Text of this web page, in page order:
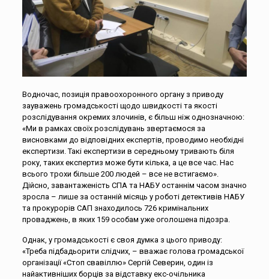
Водночас, позиція правоохоронного органу з приводу
зауважень громадськості щодо швидкості та якості
розслідування окремих злочинів, є більш ніж однозначною:
«Ми в рамках своїх розслідувань звертаємося за
висновками до відповідних експертів, проводимо необхідні
експертизи. Такі експертизи в середньому тривають біля
року, таких експертиз може бути кілька, а це все час. Нас
всього трохи більше 200 людей – все не встигаємо».
Дійсно, завантаженість СПА та НАБУ останнім часом значно
зросла – лише за останній місяць у роботі детективів НАБУ
та прокурорів САП знаходилось 726 кримінальних
проваджень, в яких 159 особам уже оголошена підозра.
Однак, у громадськості є своя думка з цього приводу:
«Треба підбадьорити слідчих, – вважає голова громадської
організації «Стоп свавіллю» Сергій Северин, один із
найактивніших борців за відставку екс-очільника